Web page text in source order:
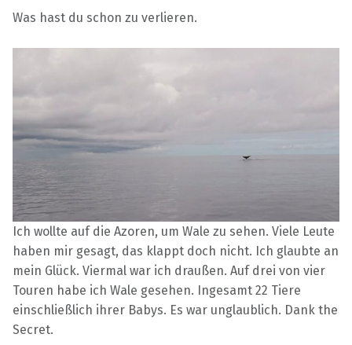
Was hast du schon zu verlieren.
Ich wollte auf die Azoren, um Wale zu sehen. Viele Leute
haben mir gesagt, das klappt doch nicht. Ich glaubte an
mein Glück. Viermal war ich draußen. Auf drei von vier
Touren habe ich Wale gesehen. Ingesamt 22 Tiere
einschließlich ihrer Babys. Es war unglaublich. Dank the
Secret.